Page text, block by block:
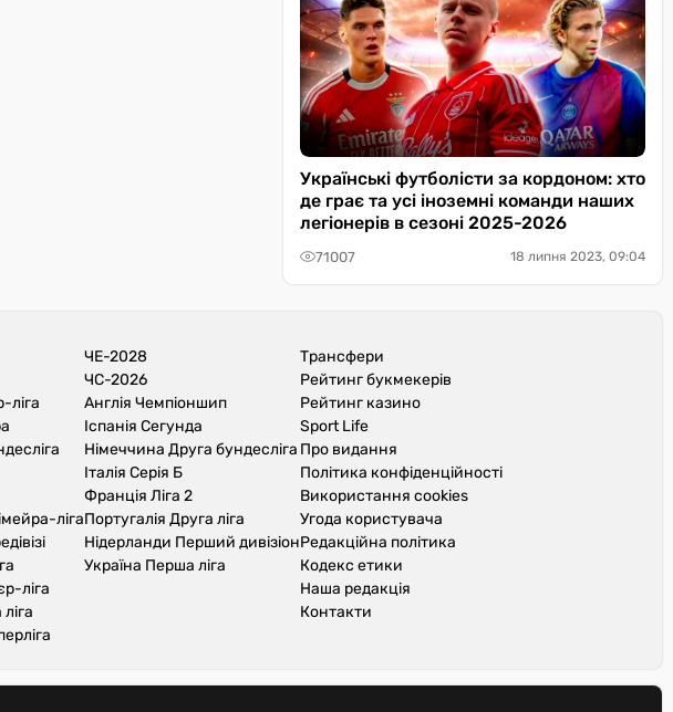
Українські футболісти за кордоном: хто
де грає та усі іноземні команди наших
легіонерів в сезоні 2025-2026
71007 18 липня 2023, 09:04
ліга
ліга
ліга
ЧЕ-2028
ЧС-2026
Англія Чемпіоншип
Іспанія Сегунда
Німеччина Друга бундесліга
Італія Серія Б
Франція Ліга 2
Португалія Друга ліга
Нідерланди Перший дивізіон
Україна Перша ліга
Трансфери
Рейтинг букмекерів
Рейтинг казино
Sport Life
Про видання
Політика конфіденційності
Використання cookies
Угода користувача
Редакційна політика
Кодекс етики
Наша редакція
Контакти